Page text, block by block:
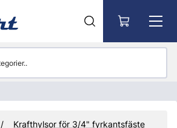
Krafthylsor för 3/4" fyrkantsfäste